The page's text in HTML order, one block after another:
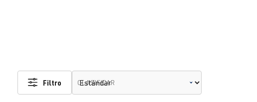
Filtro CLASIFICAR